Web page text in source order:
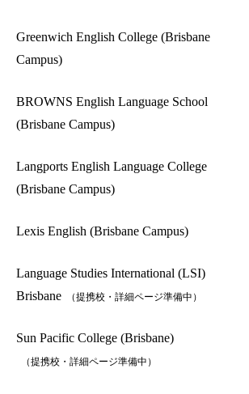
Greenwich English College (Brisbane
Campus)
BROWNS English Language School
(Brisbane Campus)
Langports English Language College
(Brisbane Campus)
Lexis English (Brisbane Campus)
Language Studies International (LSI)
Brisbane
（提携校・詳細ページ準備中）
Sun Pacific College (Brisbane)
（提携校・詳細ページ準備中）